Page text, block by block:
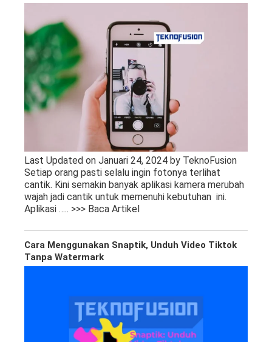
Last Updated on Januari 24, 2024 by TeknoFusion
Setiap orang pasti selalu ingin fotonya terlihat
cantik. Kini semakin banyak aplikasi kamera merubah
wajah jadi cantik untuk memenuhi kebutuhan ini.
Aplikasi ….. >>> Baca Artikel
Cara Menggunakan Snaptik, Unduh Video Tiktok
Tanpa Watermark